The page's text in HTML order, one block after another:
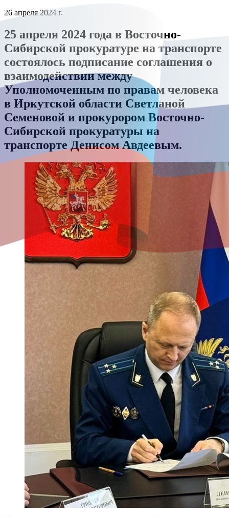
26 апреля 2024 г.
25 апреля 2024 года в Восточно-
Сибирской прокуратуре на транспорте
состоялось подписание соглашения о
взаимодействии между
Уполномоченным по правам человека
в Иркутской области Светланой
Семеновой и прокурором Восточно-
Сибирской прокуратуры на
транспорте Денисом Авдеевым.